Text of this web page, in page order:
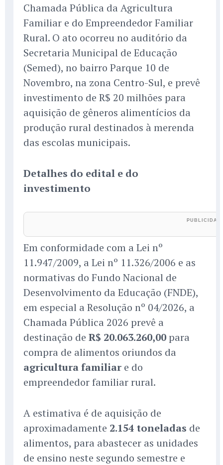
Chamada Pública da Agricultura
Familiar e do Empreendedor Familiar
Rural. O ato ocorreu no auditório da
Secretaria Municipal de Educação
(Semed), no bairro Parque 10 de
Novembro, na zona Centro-Sul, e prevê
investimento de R$ 20 milhões para
aquisição de gêneros alimentícios da
produção rural destinados à merenda
das escolas municipais.
Detalhes do edital e do
investimento
Em conformidade com a Lei nº
11.947/2009, a Lei nº 11.326/2006 e as
normativas do Fundo Nacional de
Desenvolvimento da Educação (FNDE),
em especial a Resolução nº 04/2026, a
Chamada Pública 2026 prevê a
destinação de R$ 20.063.260,00 para
compra de alimentos oriundos da
agricultura familiar e do
empreendedor familiar rural.
A estimativa é de aquisição de
aproximadamente 2.154 toneladas de
alimentos, para abastecer as unidades
de ensino neste segundo semestre e